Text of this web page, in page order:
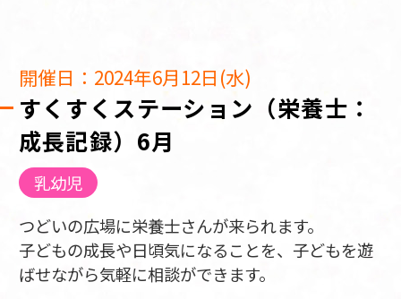
開催日：2024年6月12日(水)
すくすくステーション（栄養士：
成長記録）6月
乳幼児
つどいの広場に栄養士さんが来られます。
子どもの成長や日頃気になることを、子どもを遊
ばせながら気軽に相談ができます。